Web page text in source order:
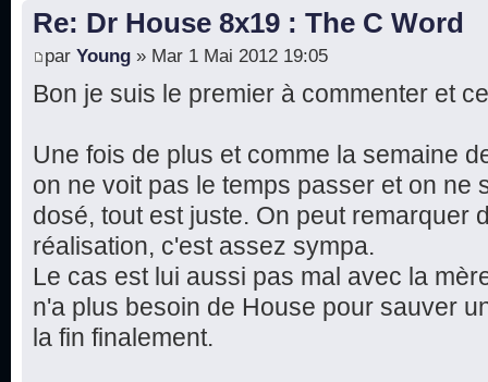
Re: Dr House 8x19 : The C Word
par Young » Mar 1 Mai 2012 19:05
Bon je suis le premier à commenter et
Une fois de plus et comme la semaine
on ne voit pas le temps passer et on ne
dosé, tout est juste. On peut remarquer
réalisation, c'est assez sympa.
Le cas est lui aussi pas mal avec la
n'a plus besoin de House pour sauver
la fin finalement.